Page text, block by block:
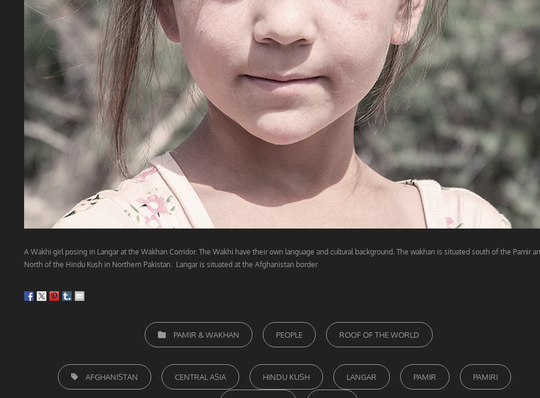
A Wakhi girl posing in Langar at the Wakhan Corridor. The Wakhi have their own language and cultural background. The wakhan is situated south of the Pamir
North of the Hindu Kush in Northern Pakistan. Langar is situated at the Afghanistan border
CATEGORIEËN
PAMIR & WAKHAN PEOPLE ROOF OF THE WORLD
TAGS,
AFGHANISTAN CENTRAL ASIA HINDU KUSH LANGAR PAMIR PAMIRI